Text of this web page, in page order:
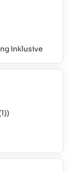
inklusive
)